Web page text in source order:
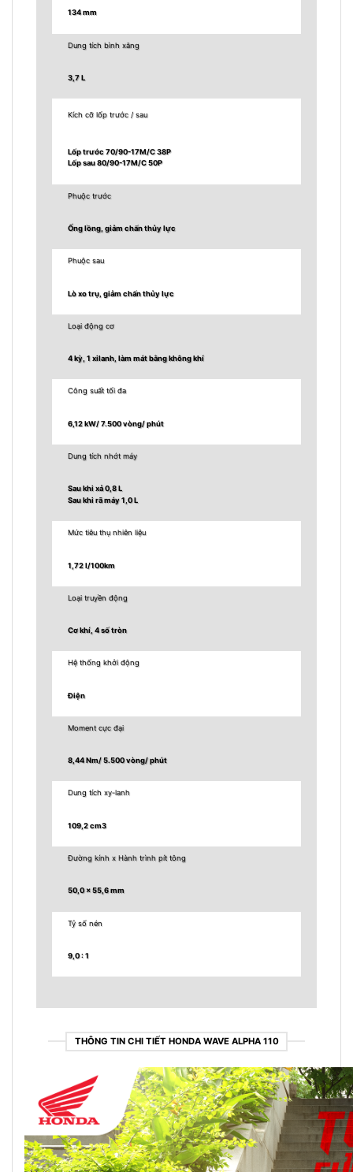
134 mm
Dung tích bình xăng
3,7 L
Kích cỡ lốp trước / sau
Lốp trước 70/90-17M/C 38P
Lốp sau 80/90-17M/C 50P
Phuộc trước
Ống lồng, giảm chấn thủy lực
Phuộc sau
Lò xo trụ, giảm chấn thủy lực
Loại động cơ
4 kỳ, 1 xilanh, làm mát bằng không khí
Công suất tối đa
6,12 kW/ 7.500 vòng/ phút
Dung tích nhớt máy
Sau khi xả 0,8 L
Sau khi rã máy 1,0 L
Mức tiêu thụ nhiên liệu
1,72 l/100km
Loại truyền động
Cơ khí, 4 số tròn
Hệ thống khởi động
Điện
Moment cực đại
8,44 Nm/ 5.500 vòng/ phút
Dung tích xy-lanh
109,2 cm3
Đường kính x Hành trình pít tông
50,0 x 55,6 mm
Tỷ số nén
9,0 : 1
THÔNG TIN CHI TIẾT HONDA WAVE ALPHA 110